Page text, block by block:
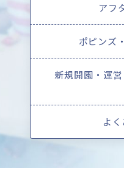
アフ
ポピンズ
新規開園・運
よ